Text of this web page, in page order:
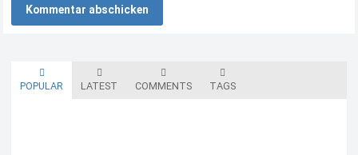
POPULAR LATEST COMMENTS TAGS